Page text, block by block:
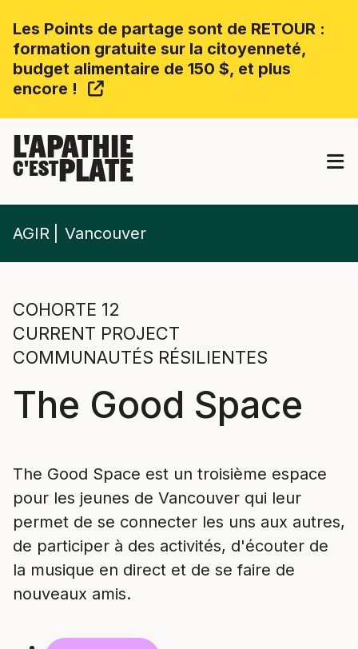
Les Points de partage sont de RETOUR :
formation gratuite sur la citoyenneté,
budget alimentaire de 150 $, et plus
encore !
L'APATHIE
C'ESTPLATE
AGIR Vancouver
COHORTE 12
CURRENT PROJECT
COMMUNAUTÉS RÉSILIENTES
The Good Space
The Good Space est un troisième espace
pour les jeunes de Vancouver qui leur
permet de se connecter les uns aux autres,
de participer à des activités, d'écouter de
la musique en direct et de se faire de
nouveaux amis.